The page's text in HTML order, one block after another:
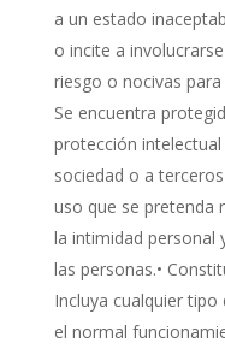
a un estado
o incite a
riesgo o nocivas para
Se encuentra
protección
sociedad o a
uso que se pretenda
la intimidad personal
las personas.•
Incluya cualquier
el normal